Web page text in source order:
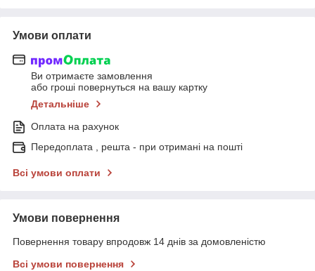
Умови оплати
Ви отримаєте замовлення
або гроші повернуться на вашу картку
Детальніше
Оплата на рахунок
Передоплата , решта - при отримані на пошті
Всі умови оплати
Умови повернення
Повернення товару впродовж 14 днів за домовленістю
Всі умови повернення